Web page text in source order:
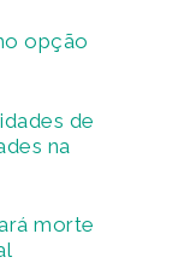
opção
de
na
morte